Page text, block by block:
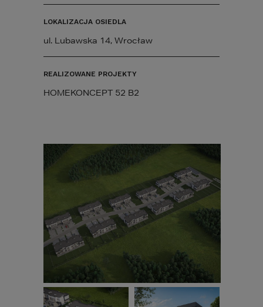
LOKALIZACJA OSIEDLA
ul. Lubawska 14, Wrocław
REALIZOWANE PROJEKTY
HOMEKONCEPT 52 B2